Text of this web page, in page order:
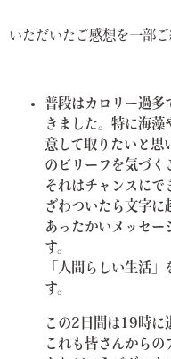
いただいたご感想を一部ご
普段はカロリー過多
きました。特に海
意して取りたいと思
のビリーフを気づく
それはチャンスにで
ざわついたら文字に
あったかいメッセー
す。
「人間らしい生活
す。
この2日間は19時に
これも皆さんからの